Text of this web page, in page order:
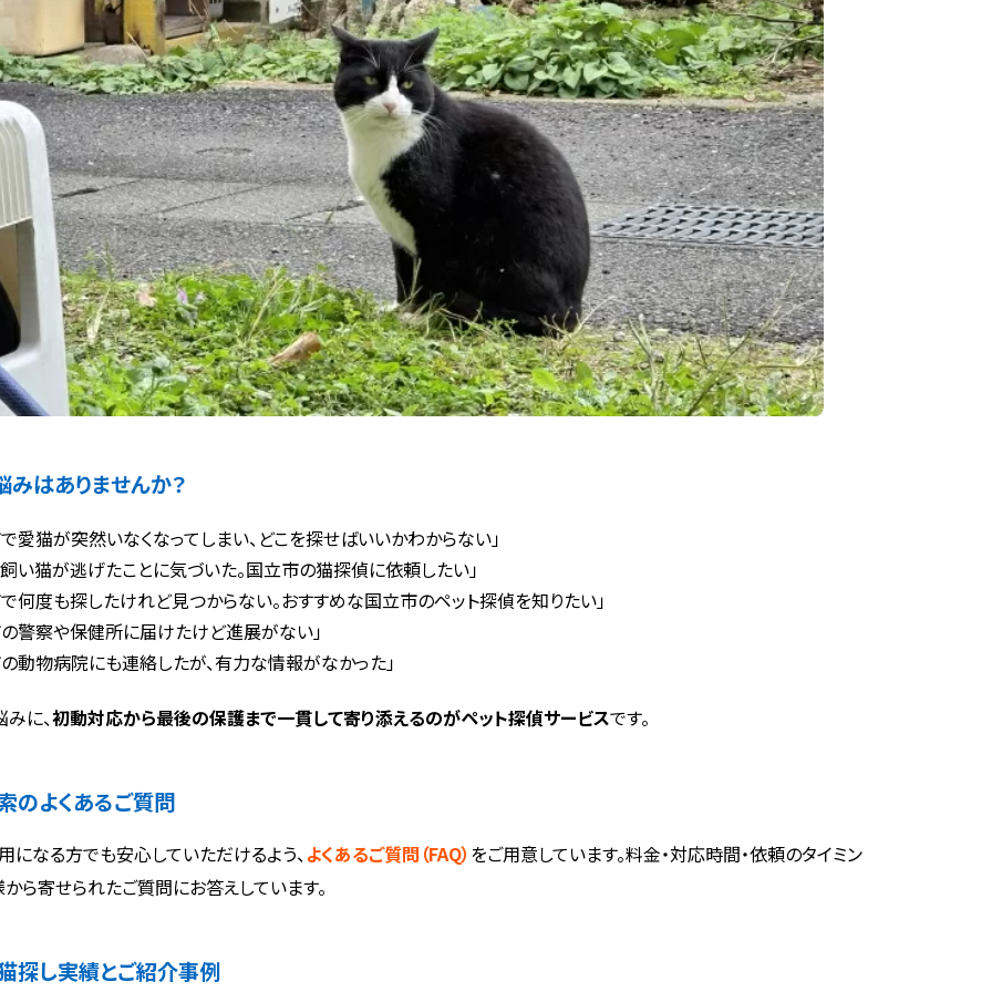
みはありませんか？
愛猫が突然いなくなってしまい、どこを探せばいいかわからない」
い猫が逃げたことに気づいた。国立市の猫探偵に依頼したい」
何度も探したけれど見つからない。おすすめな国立市のペット探偵を知りたい」
警察や保健所に届けたけど進展がない」
動物病院にも連絡したが、有力な情報がなかった」
みに、初動対応から最後の保護まで一貫して寄り添えるのがペット探偵サービスです。
のよくあるご質問
になる方でも安心していただけるよう、よくあるご質問（FAQ） をご用意しています。料金・対応時間・依頼のタイミン
から寄せられたご質問にお答えしています。
探し実績とご紹介事例